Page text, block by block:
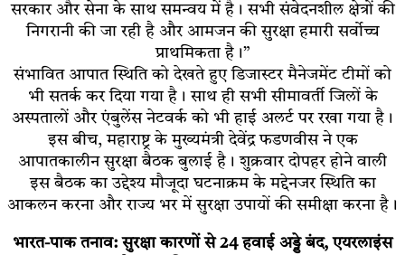
सरकार और सेना के साथ समन्वय में है। सभी संवेदनशील क्षेत्रों की
निगरानी की जा रही है और आमजन की सुरक्षा हमारी सर्वोच्च
प्राथमिकता है।”
संभावित आपात स्थिति को देखते हुए डिजास्टर मैनेजमेंट टीमों को
भी सतर्क कर दिया गया है। साथ ही सभी सीमावर्ती जिलों के
अस्पतालों और एंबुलेंस नेटवर्क को भी हाई अलर्ट पर रखा गया है।
इस बीच, महाराष्ट्र के मुख्यमंत्री देवेंद्र फडणवीस ने एक
आपातकालीन सुरक्षा बैठक बुलाई है। शुक्रवार दोपहर होने वाली
इस बैठक का उद्देश्य मौजूदा घटनाक्रम के मद्देनजर स्थिति का
आकलन करना और राज्य भर में सुरक्षा उपायों की समीक्षा करना है।
भारत-पाक तनाव: सुरक्षा कारणों से 24 हवाई अड्डे बंद, एयरलाइंस